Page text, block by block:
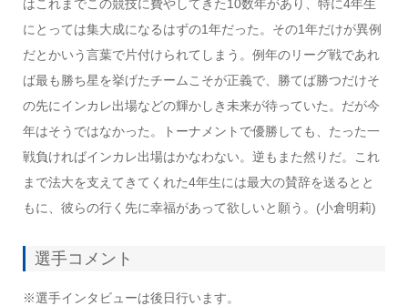
はこれまでこの競技に費やしてきた10数年があり、特に4年生
にとっては集大成になるはずの1年だった。その1年だけが異例
だとかいう言葉で片付けられてしまう。例年のリーグ戦であれ
ば最も勝ち星を挙げたチームこそが正義で、勝てば勝つだけそ
の先にインカレ出場などの輝かしき未来が待っていた。だが今
年はそうではなかった。トーナメントで優勝しても、たった一
戦負ければインカレ出場はかなわない。逆もまた然りだ。これ
まで法大を支えてきてくれた4年生には最大の賛辞を送るとと
もに、彼らの行く先に幸福があって欲しいと願う。(小倉明莉)
選手コメント
※選手インタビューは後日行います。